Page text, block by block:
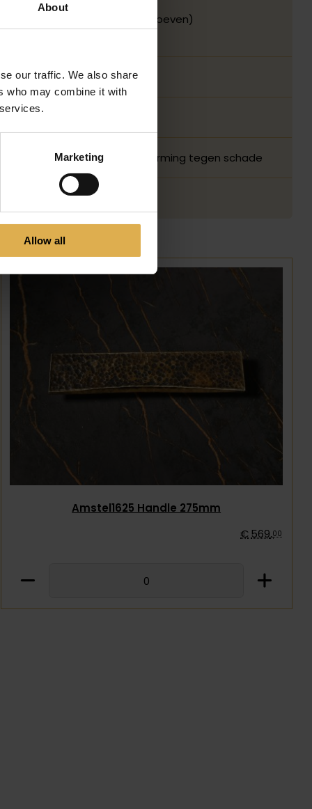
About
our traffic. We also share
who may combine it with
Marketing
Allow all
20, 2x M4 x 25, 2x M4 x 30 schroeven)
voor verbeterde bescherming tegen schade
Amstel1625 Handle 275mm
€ 569,00